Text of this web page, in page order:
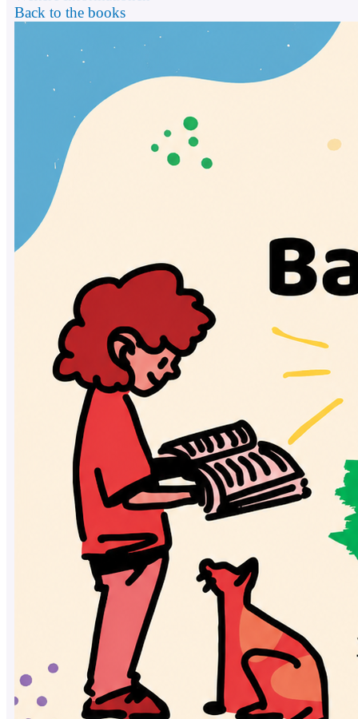
Back to the books